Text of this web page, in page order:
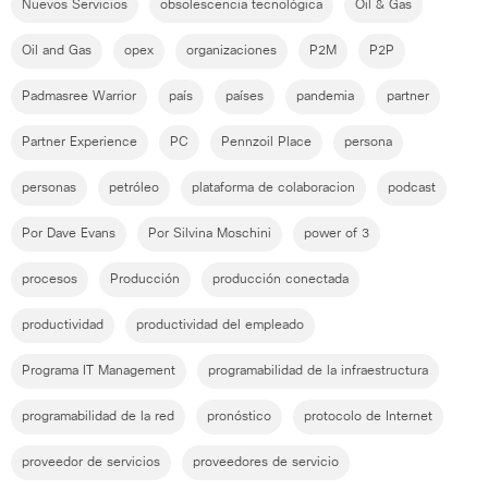
Nuevos Servicios obsolescencia tecnológica Oil & Gas
Oil and Gas opex organizaciones P2M P2P
Padmasree Warrior país países pandemia partner
Partner Experience PC Pennzoil Place persona
personas petróleo plataforma de colaboracion podcast
Por Dave Evans Por Silvina Moschini power of 3
procesos Producción producción conectada
productividad productividad del empleado
Programa IT Management programabilidad de la infraestructura
programabilidad de la red pronóstico protocolo de Internet
proveedor de servicios proveedores de servicio